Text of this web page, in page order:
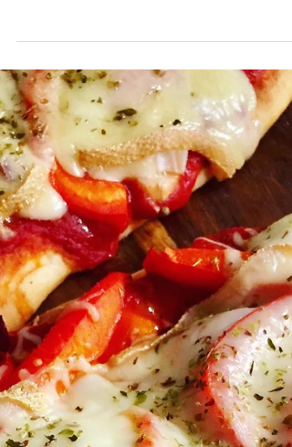
Pizza baguette
Ingrédient pour 2 portions : - 200g de
baguette aux céréales - 2 tranches de
jambon - 2 poignées de champignons -
40g de mozzarella râpée...